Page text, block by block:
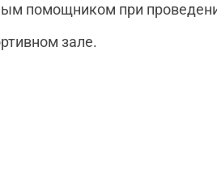
помощником при
зале.